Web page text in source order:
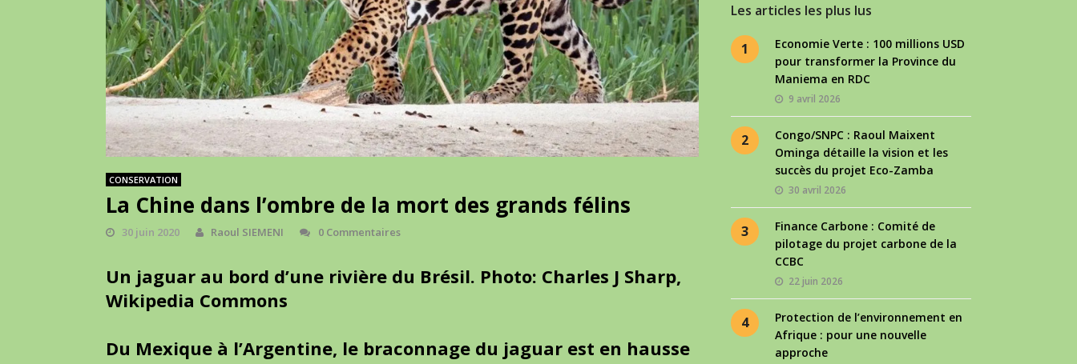
CONSERVATION
La Chine dans l’ombre de la mort des grands félins
30 juin 2020 Raoul SIEMENI 0 Commentaires
Un jaguar au bord d’une rivière du Brésil. Photo: Charles J Sharp,
Wikipedia Commons
Du Mexique à l’Argentine, le braconnage du jaguar est en hausse
Les articles les plus lus
1
Economie Verte : 100 millions USD
pour transformer la Province du
Maniema en RDC
9 avril 2026
2
Congo/SNPC : Raoul Maixent
Ominga détaille la vision et les
succès du projet Eco-Zamba
30 avril 2026
3
Finance Carbone : Comité de
pilotage du projet carbone de la
CCBC
22 juin 2026
4
Protection de l’environnement en
Afrique : pour une nouvelle
approche